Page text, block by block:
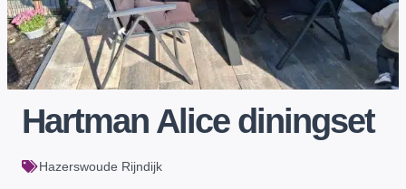
Hartman Alice diningset
Hazerswoude Rijndijk